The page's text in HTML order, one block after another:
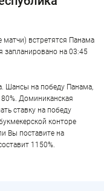
встретятся Панама
запланировано на 03:45
Шансы на победу Панама,
Доминиканская
ставку на победу
конторе
Вы поставите на
1150%.